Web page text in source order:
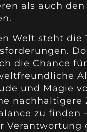
als auch
Welt steht die
die Chance
und Magie
nachhaltigere
zu finden
Verantwortung